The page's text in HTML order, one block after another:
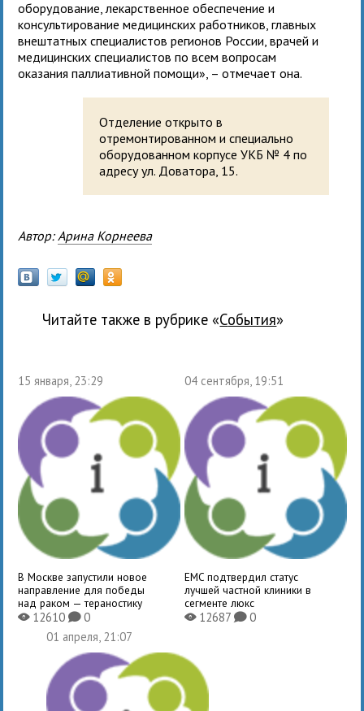
оборудование, лекарственное обеспечение и
консультирование медицинских работников, главных
внештатных специалистов регионов России, врачей и
медицинских специалистов по всем вопросам
оказания паллиативной помощи», – отмечает она.
Отделение открыто в
отремонтированном и специально
оборудованном корпусе УКБ № 4 по
адресу ул. Доватора, 15.
Автор: Арина Корнеева
Читайте также в рубрике « события»
15 января, 23:29
В Москве запустили новое
направление для победы
над раком — тераностику
X12610K0
04 сентября, 19:51
EMC подтвердил статус
лучшей частной клиники в
сегменте люкс
X12687 K0
01 апреля, 21:07